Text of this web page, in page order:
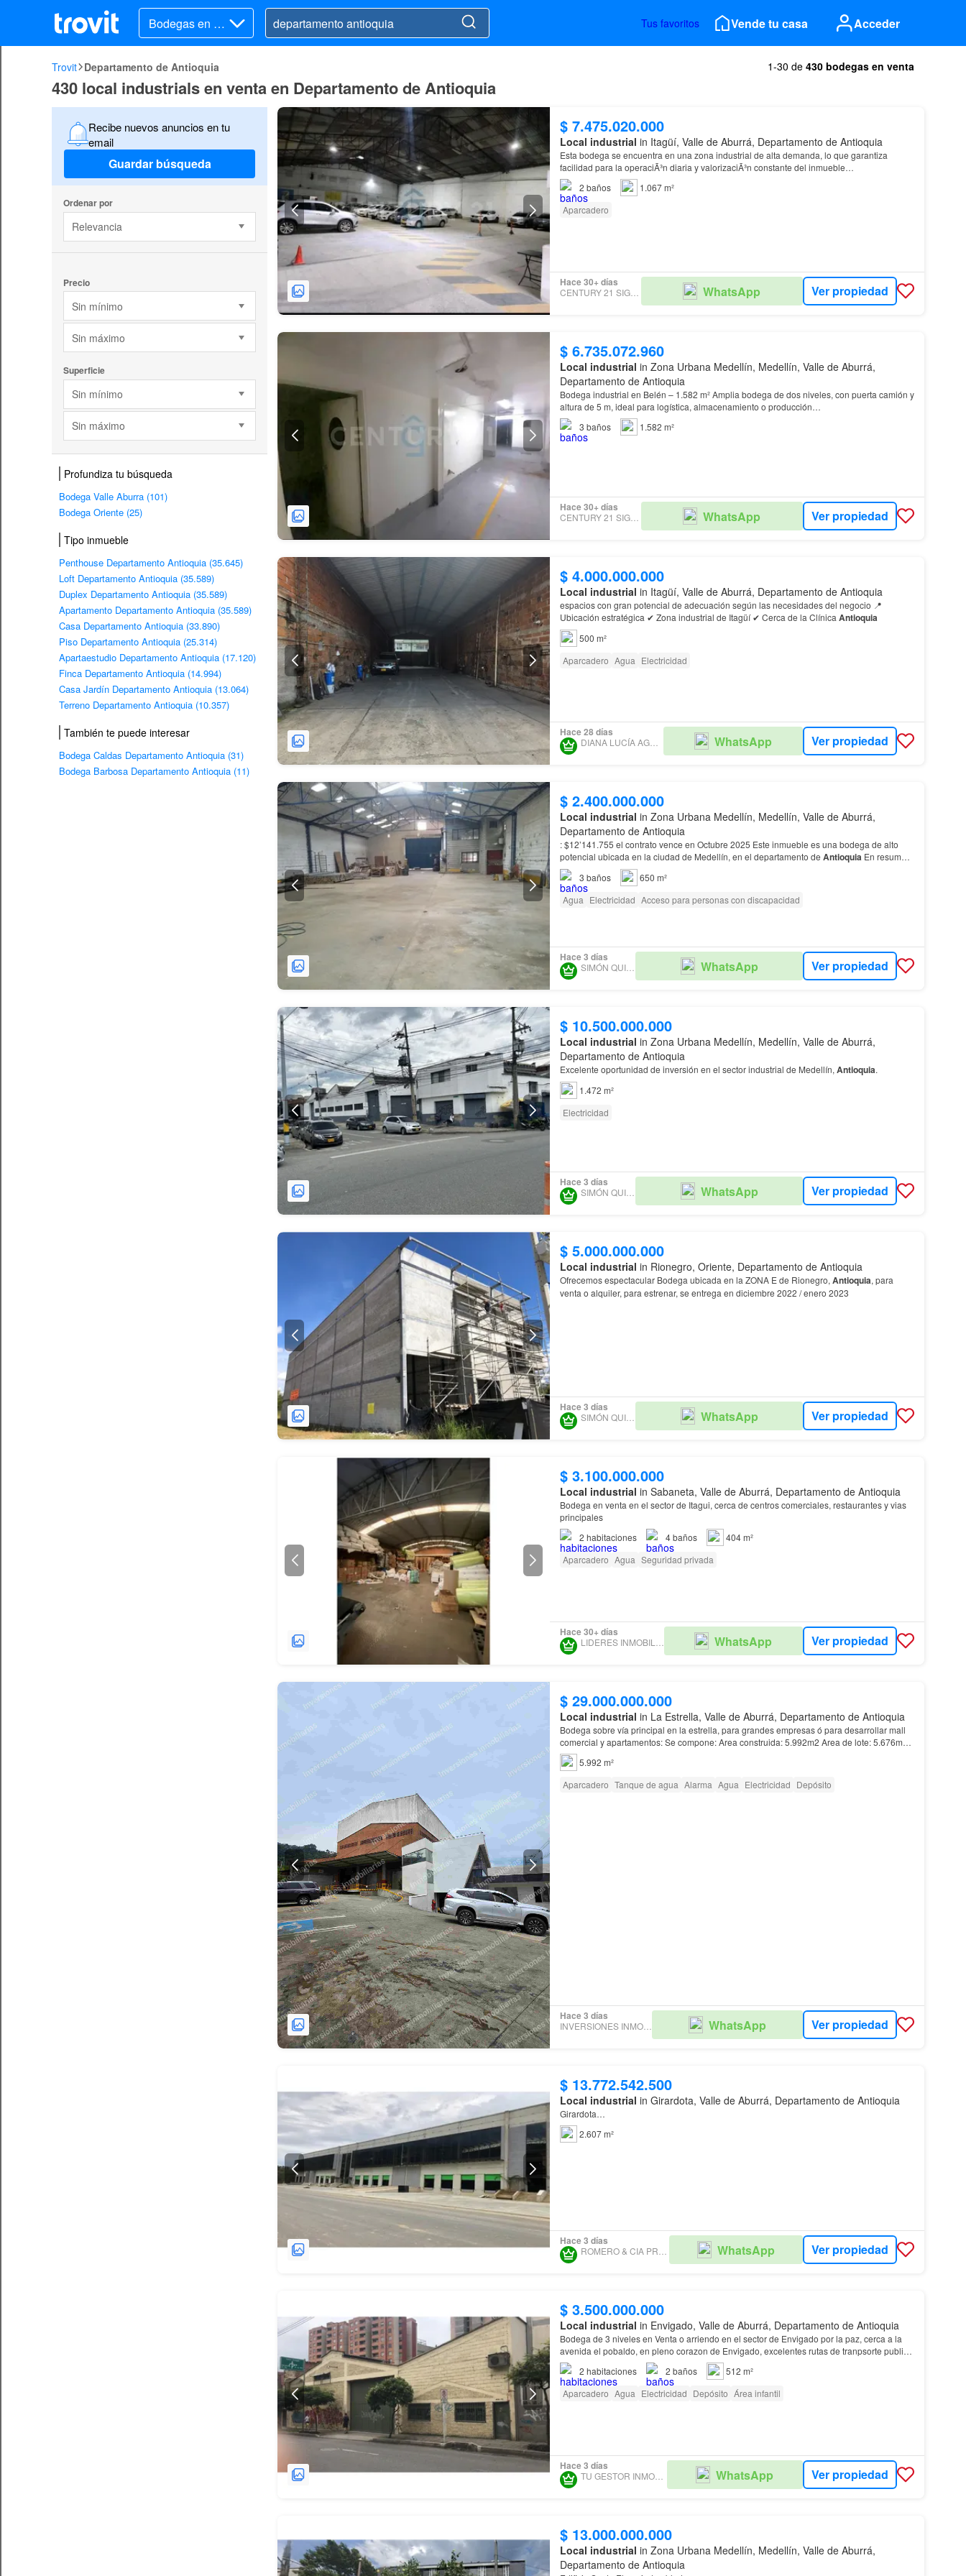
Bodegas en ve
nta
Tus favoritos Vende tu casa Acceder
Trovit Departamento de Antioquia 1-30 de 430 bodegas en venta
430 local industrials en venta en Departamento de Antioquia
Recibe nuevos anuncios en tu
email
Guardar búsqueda
Ordenar por
Relevancia
Precio
Sin mínimo
Sin máximo
Superficie
Sin mínimo
Sin máximo
Profundiza tu búsqueda
Bodega Valle Aburra (101)
Bodega Oriente (25)
Tipo inmueble
Penthouse Departamento Antioquia (35.645)
Loft Departamento Antioquia (35.589)
Duplex Departamento Antioquia (35.589)
Apartamento Departamento Antioquia (35.589)
Casa Departamento Antioquia (33.890)
Piso Departamento Antioquia (25.314)
Apartaestudio Departamento Antioquia (17.120)
Finca Departamento Antioquia (14.994)
Casa Jardín Departamento Antioquia (13.064)
Terreno Departamento Antioquia (10.357)
También te puede interesar
Bodega Caldas Departamento Antioquia (31)
Bodega Barbosa Departamento Antioquia (11)
$ 7.475.020.000
Local industrial in Itagüí, Valle de Aburrá, Departamento de Antioquia
Esta bodega se encuentra en una zona industrial de alta demanda, lo que garantiza
facilidad para la operaciÃ³n diaria y valorizaciÃ³n constante del inmueble…
2 baños
1.067 m²
Aparcadero
Hace 30+ días
CENTURY 21 SIGNATURE WhatsApp Ver propiedad
$ 6.735.072.960
Local industrial in Zona Urbana Medellín, Medellín, Valle de Aburrá,
Departamento de Antioquia
Bodega industrial en Belén – 1.582 m² Amplia bodega de dos niveles, con puerta camión y
altura de 5 m, ideal para logística, almacenamiento o producción…
3 baños 1.582 m²
Hace 30+ días
CENTURY 21 SIGNATURE WhatsApp Ver propiedad
$ 4.000.000.000
Local industrial in Itagüí, Valle de Aburrá, Departamento de Antioquia
espacios con gran potencial de adecuación según las necesidades del negocio 📍
Ubicación estratégica ✔ Zona industrial de Itagüí ✔ Cerca de la Clínica Antioquia
500 m²
Aparcadero Agua Electricidad
Hace 28 días
DIANA LUCÍA AGUDELO MESA WhatsApp Ver propiedad
$ 2.400.000.000
Local industrial in Zona Urbana Medellín, Medellín, Valle de Aburrá,
Departamento de Antioquia
: $12’141.755 el contrato vence en Octubre 2025 Este inmueble es una bodega de alto
potencial ubicada en la ciudad de Medellín, en el departamento de Antioquia En resumen,
esta bodega ubicada en Medellín,
3 baños
650 m²
Agua Electricidad Acceso para personas con discapacidad
Hace 3 días
SIMÓN QUINTERO WhatsApp Ver propiedad
$ 10.500.000.000
Local industrial in Zona Urbana Medellín, Medellín, Valle de Aburrá,
Departamento de Antioquia
Excelente oportunidad de inversión en el sector industrial de Medellín, Antioquia.
1.472 m²
Electricidad
Hace 3 días
SIMÓN QUINTERO WhatsApp Ver propiedad
$ 5.000.000.000
Local industrial in Rionegro, Oriente, Departamento de Antioquia
Ofrecemos espectacular Bodega ubicada en la ZONA E de Rionegro, Antioquia, para
venta o alquiler, para estrenar, se entrega en diciembre 2022 / enero 2023
Hace 3 días
SIMÓN QUINTERO WhatsApp Ver propiedad
$ 3.100.000.000
Local industrial in Sabaneta, Valle de Aburrá, Departamento de Antioquia
Bodega en venta en el sector de Itagui, cerca de centros comerciales, restaurantes y vias
principales
2 habitaciones 4baños
404 m²
Aparcadero Agua Seguridad privada
Hace 30+ días
WhatsApp Ver propiedad
$ 29.000.000.000
Local industrial in La Estrella, Valle de Aburrá, Departamento de Antioquia
Bodega sobre vía principal en la estrella, para grandes empresas ó para desarrollar mall
comercial y apartamentos: Se compone: Area construida: 5.992m2 Area de lote: 5.676m2
Bodega primer piso: 1.245,85m2 Segundo piso: 2.41…
5.992 m²
Aparcadero Tanque de agua Alarma Agua Electricidad Depósito
Hace 3 días
INVERSIONES INMOBILIARIAS WhatsApp Ver propiedad
$ 13.772.542.500
Local industrial in Girardota, Valle de Aburrá, Departamento de Antioquia
Girardota…
2.607 m²
Hace 3 días
WhatsApp Ver propiedad
$ 3.500.000.000
Local industrial in Envigado, Valle de Aburrá, Departamento de Antioquia
Bodega de 3 niveles en Venta o arriendo en el sector de Envigado por la paz, cerca a la
avenida el pobaldo, en pleno corazon de Envigado, excelentes rutas de tranpsorte publico
y de metro, cerca a supermercados, tiendas D1, r…
2 habitaciones 2 baños
512 m²
Aparcadero Agua Electricidad Depósito Área infantil
Hace 3 días
TU GESTOR INMOBILIARIA S.A.S WhatsApp Ver propiedad
$ 13.000.000.000
Local industrial in Zona Urbana Medellín, Medellín, Valle de Aburrá,
Departamento de Antioquia